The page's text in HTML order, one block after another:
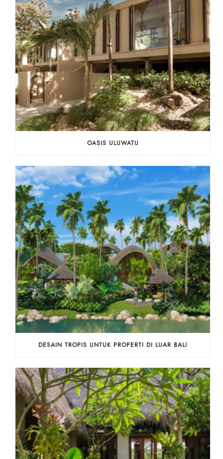
OASIS ULUWATU
DESAIN TROPIS UNTUK PROPERTI DI LUAR BALI